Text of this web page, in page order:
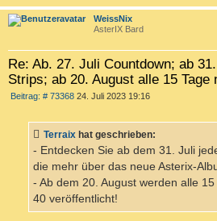
WeissNix
AsterIX Bard
Re: Ab. 27. Juli Countdown; ab
Strips; ab 20. August alle 15 Tage
Beitrag: # 73368B
r
a
24. Juli 2023 19:16
Terraix hat geschrieben:
- Entdecken Sie ab dem 31. Juli
die mehr über das neue Asterix-
- Ab dem 20. August werden alle
40 veröffentlicht!